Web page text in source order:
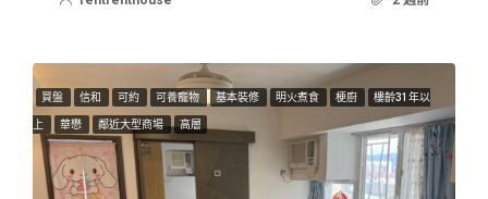
買盤 信和 可約 可養寵物 基本裝修 明火煮食 梗廚 樓齡31年以
上 華懋 鄰近大型商場 高層